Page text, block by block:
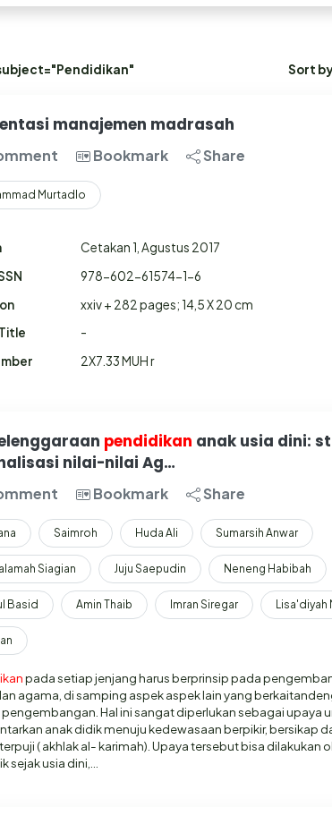
Sort
manajemen madrasah
Bookmark Share
Murtadlo
Cetakan 1, Agustus 2017
978-602-61574-1-6
xxiv + 282 pages; 14,5 X 20 cm
-
2X7.33 MUH r
pendidikan anak usia dini:
nilai-nilai Ag…
Bookmark Share
Saimroh Huda Ali Sumarsih Anwar
Siagian Juju Saepudin Neneng Habibah
Basid Amin Thaib Imran Siregar Lisa'diyah
pada setiap jenjang harus berprinsip pada
agama, di samping aspek aspek lain yang
Hal ini sangat diperlukan sebagai upaya
anak didik menuju kedewasaan berpikir, bersikap
( akhlak al- karimah). Upaya tersebut bisa dilakukan
sejak usia dini,…